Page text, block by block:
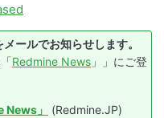
ールでお知らせします。
Redmine News 」」にご登
News」 (Redmine.JP)